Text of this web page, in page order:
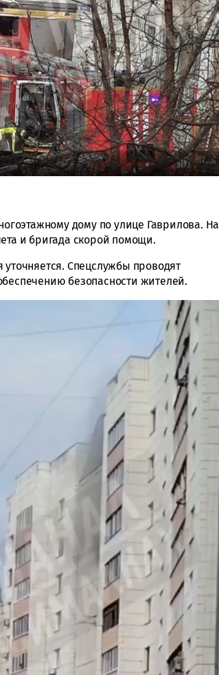
дому по улице Гаврилова. На
и бригада скорой помощи.
Спецслужбы проводят
безопасности жителей.